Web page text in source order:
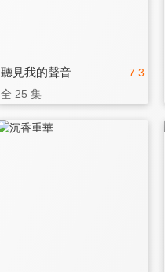
7.3
聽見我的聲音
全 25 集